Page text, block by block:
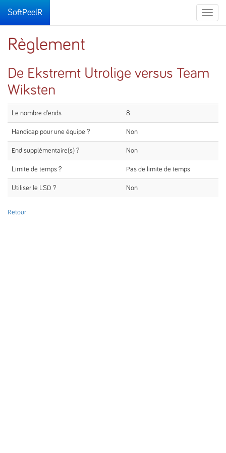
Toggle
SoftPeelR
Règlement
De Ekstremt Utrolige versus Team
Wiksten
Le nombre d'ends 8
Handicap pour une équipe ? Non
End supplémentaire(s) ? Non
Limite de temps ? Pas de limite de temps
Utiliser le LSD ? Non
Retour